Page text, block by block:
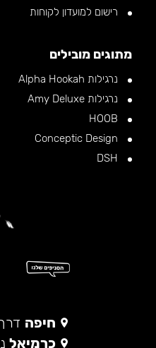
רישום למועדון לקוחות
מתוגים מובילים
נרגילות Alpha Hookah
נרגילות Amy Deluxe
חיפה דרך
כרמיאל